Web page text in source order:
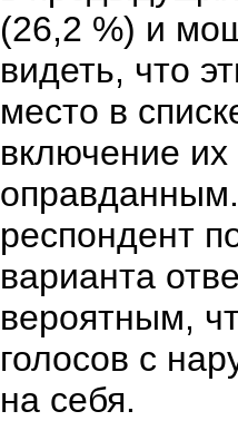
(26,2 %) и
видеть, что
место в
включение
респондент
варианта
вероятным,
голосов с
на себя.